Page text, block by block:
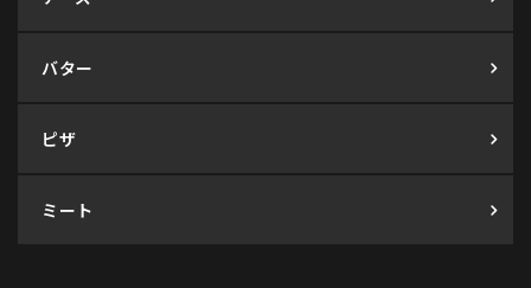
バター
ピザ
ミート